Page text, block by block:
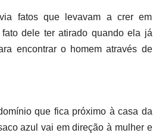
fatos que levavam a crer em
dele ter atirado quando ela já
encontrar o homem através de
que fica próximo à casa da
azul vai em direção à mulher e